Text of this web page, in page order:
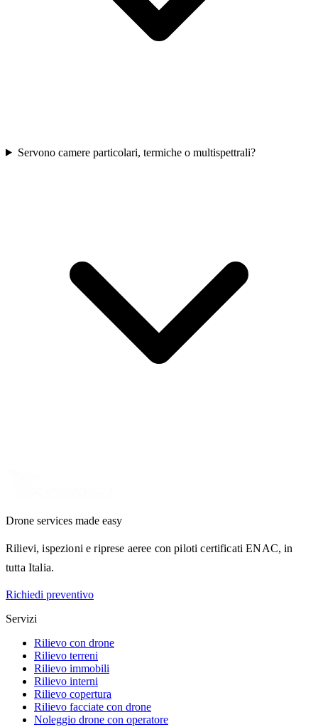
Servono camere particolari, termiche o multispettrali?
Drone services made easy
Rilievi, ispezioni e riprese aeree con piloti certificati ENAC, in
tutta Italia.
Richiedi preventivo
Servizi
Rilievo con drone
Rilievo terreni
Rilievo immobili
Rilievo interni
Rilievo copertura
Rilievo facciate con drone
Noleggio drone con operatore